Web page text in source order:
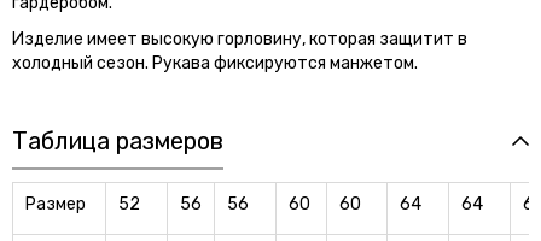
Изделие имеет высокую горловину, которая защитит в
холодный сезон. Рукава фиксируются манжетом.
Таблица размеров
Размер 52 56 56 60 60 64 64